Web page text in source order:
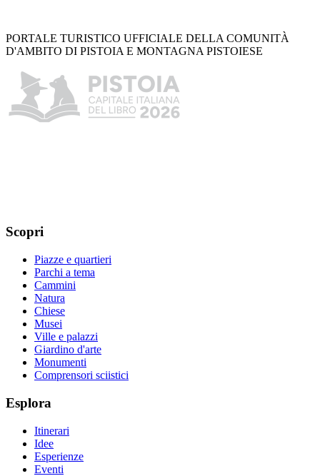
PORTALE TURISTICO UFFICIALE DELLA COMUNITÀ
D'AMBITO DI PISTOIA E MONTAGNA PISTOIESE
Scopri
Piazze e quartieri
Parchi a tema
Cammini
Natura
Chiese
Musei
Ville e palazzi
Giardino d'arte
Monumenti
Comprensori sciistici
Esplora
Itinerari
Idee
Esperienze
Eventi